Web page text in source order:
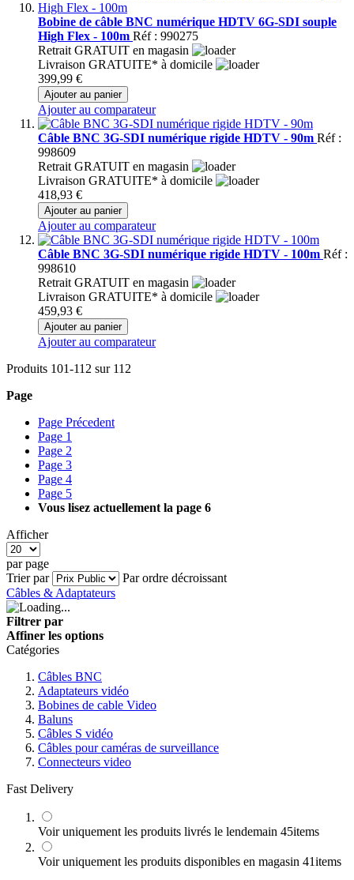
Bobine de câble BNC numérique HDTV 6G-SDI souple
High Flex - 100m Réf : 990275
Retrait GRATUIT en magasin
Livraison GRATUITE* à domicile
399,99 €
Ajouter au panier
Ajouter au comparateur
Câble BNC 3G-SDI numérique rigide HDTV - 90m Réf :
998609
Retrait GRATUIT en magasin
Livraison GRATUITE* à domicile
418,93 €
Ajouter au panier
Ajouter au comparateur
Câble BNC 3G-SDI numérique rigide HDTV - 100m Réf :
998610
Retrait GRATUIT en magasin
Livraison GRATUITE* à domicile
459,93 €
Ajouter au panier
Ajouter au comparateur
Produits 101-112 sur 112
Page
Page Précedent
Page 1
Page 2
Page 3
Page 4
Page 5
Vous lisez actuellement la page 6
Afficher
par page
Trier par
Par ordre décroissant
Câbles & Adaptateurs
Filtrer par
Affiner les options
Catégories
Câbles BNC
Adaptateurs vidéo
Bobines de cable Video
Baluns
Câbles S vidéo
Câbles pour caméras de surveillance
Connecteurs video
Fast Delivery
Voir uniquement les produits livrés le lendemain 45items
Voir uniquement les produits disponibles en magasin 41items